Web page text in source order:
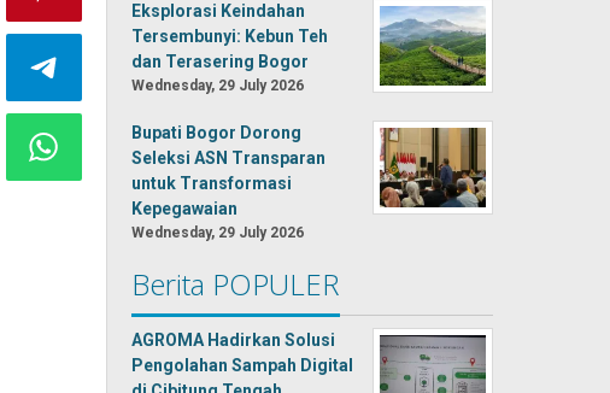
Eksplorasi Keindahan
Tersembunyi: Kebun Teh
dan Terasering Bogor
Wednesday, 29 July 2026
Bupati Bogor Dorong
Seleksi ASN Transparan
untuk Transformasi
Kepegawaian
Wednesday, 29 July 2026
Berita POPULER
AGROMA Hadirkan Solusi
Pengolahan Sampah Digital